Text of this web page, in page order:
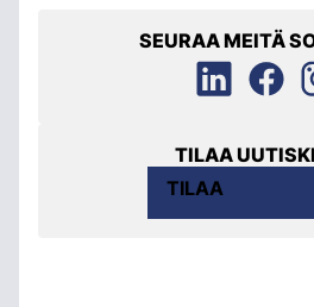
SEURAA MEITÄ
TILAA
TILAA